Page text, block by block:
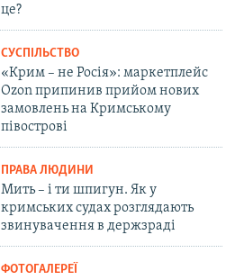
це?
СУСПІЛЬСТВО
«Крим – не Росія»: маркетплейс
Ozon припинив прийом нових
замовлень на Кримському
півострові
ПРАВА ЛЮДИНИ
Мить – і ти шпигун. Як у
кримських судах розглядають
звинувачення в держзраді
ФОТОГАЛЕРЕЇ